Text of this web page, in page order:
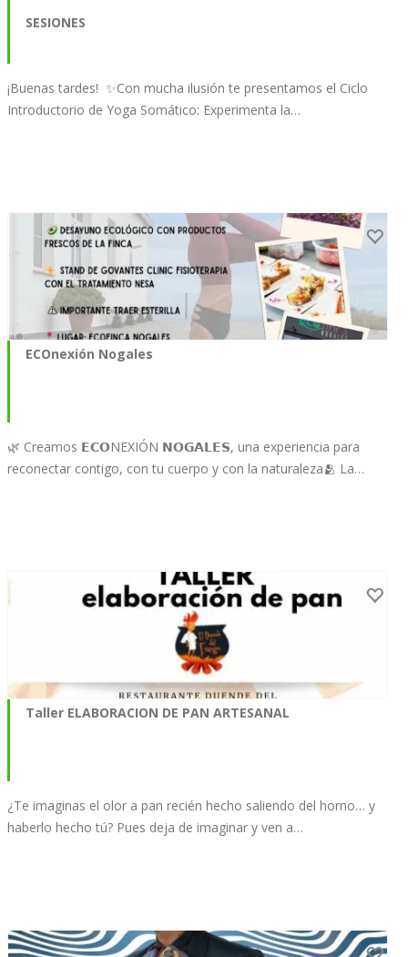
SESIONES
¡Buenas tardes! ✨Con mucha ilusión te presentamos el Ciclo
Introductorio de Yoga Somático: Experimenta la…
ECOnexión Nogales
🌿 Creamos 𝗘𝗖𝗢NEXIÓN 𝗡𝗢𝗚𝗔𝗟𝗘𝗦, una experiencia para
reconectar contigo, con tu cuerpo y con la naturaleza🫂 La…
Taller ELABORACION DE PAN ARTESANAL
¿Te imaginas el olor a pan recién hecho saliendo del horno… y
haberlo hecho tú? Pues deja de imaginar y ven a…